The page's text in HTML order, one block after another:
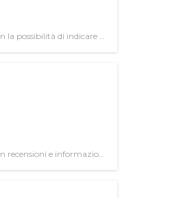
possibilità di indicare le
recensioni e informazioni